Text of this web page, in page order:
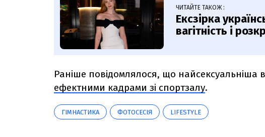
ЧИТАЙТЕ ТАКОЖ :
Ексзірка
вагітність і
Раніше повідомлялося, що найсексуальніша
ефектними кадрами зі спортзалу.
ГІМНАСТИКА ФОТОСЕСІЯ LIFESTYLE